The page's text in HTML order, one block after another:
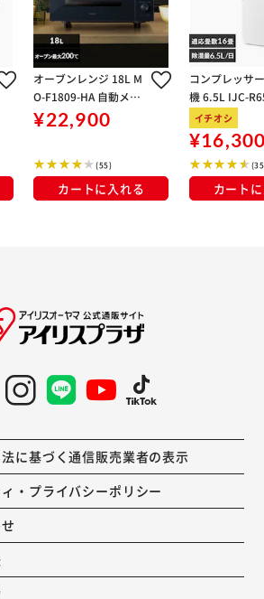
オーブンレンジ 18L M
O-F1809-HA 自動メニ
ュー11種類 アッシュ
¥22,900
(55)
カートに入れる
コンプレッサ
機 6.5L IJC-
イト
イチオシ
カート
に基づく通信販売業者の表示
・プライバシーポリシー